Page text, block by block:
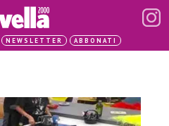
NEWSLETTER ABBONATI